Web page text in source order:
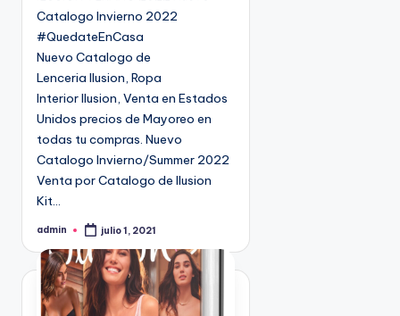
a
d
o
e
n
Catalogo Invierno 2022
#QuedateEnCasa
Nuevo Catalogo de
Lenceria Ilusion, Ropa
Interior Ilusion, Venta en Estados
Unidos precios de Mayoreo en
todas tu compras. Nuevo
Catalogo Invierno/Summer 2022
Venta por Catalogo de Ilusion
Kit…
P
b
c
a
d
admin julio 1, 2021